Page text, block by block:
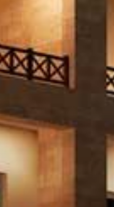
Miete
Verkaufen
Off-Plan
Agenten
About Us